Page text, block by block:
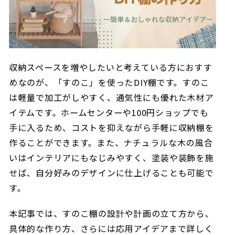
収納スペースを増やしたいと考えている方におすす
めなのが、「すのこ」を使ったDIY棚です。すのこ
は軽量で加工がしやすく、通気性にも優れた木材ア
イテムです。ホームセンターや100円ショップでも
手に入るため、コストを抑えながら手軽に収納棚を
作ることができます。また、ナチュラルな木の風合
いはインテリアにもなじみやすく、塗装や装飾を施
せば、自分好みのデザインに仕上げることも可能で
す。
本記事では、すのこ棚の設計や計画の立て方から、
具体的な作り方、さらには応用アイデアまで詳しく